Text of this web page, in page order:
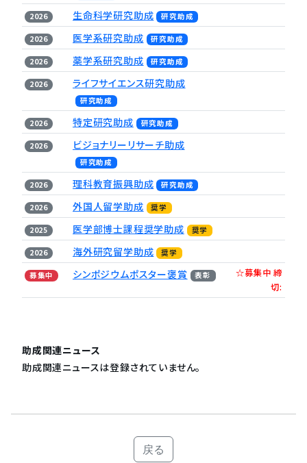
2026 生命科学研究助成 研究助成
2026 医学系研究助成 研究助成
2026 薬学系研究助成 研究助成
2026 ライフサイエンス研究助成
研究助成
2026 特定研究助成 研究助成
2026 ビジョナリーリサーチ助成
研究助成
2026 理科教育振興助成 研究助成
2026 外国人留学助成 奨学
2025 医学部博士課程奨学助成 奨学
2026 海外研究留学助成 奨学
募集中 シンポジウムポスター褒賞 表彰
☆募集中 締
切:
助成関連ニュース
助成関連ニュースは登録されていません。
戻る